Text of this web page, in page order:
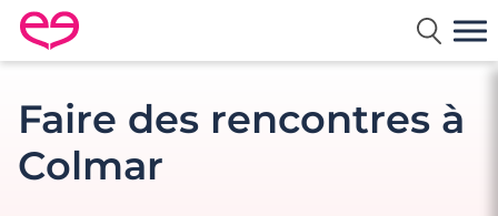
Rencontre en France avec Meetic
Faire des rencontres à
Colmar